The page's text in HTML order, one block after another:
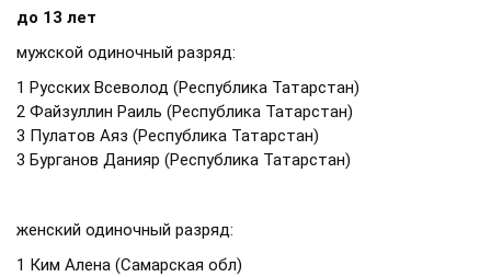
до 13 лет
мужской одиночный разряд:
1 Русских Всеволод (Республика Татарстан)
2 Файзуллин Раиль (Республика Татарстан)
3 Пулатов Аяз (Республика Татарстан)
3 Бурганов Данияр (Республика Татарстан)
женский одиночный разряд:
1 Ким Алена (Самарская обл)